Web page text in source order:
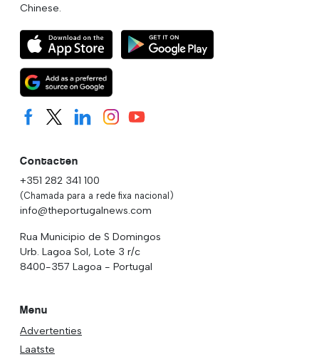
Chinese.
Contacten
+351 282 341 100
(Chamada para a rede fixa nacional)
info@theportugalnews.com
Rua Municipio de S Domingos
Urb. Lagoa Sol, Lote 3 r/c
8400-357 Lagoa - Portugal
Menu
Advertenties
Laatste